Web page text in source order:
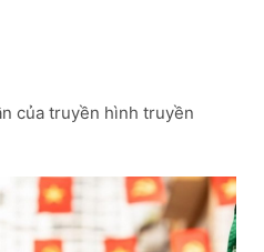
của truyền hình truyền